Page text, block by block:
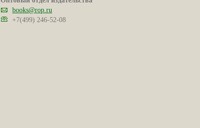
books@rop.ru
+7(499) 246-52-08